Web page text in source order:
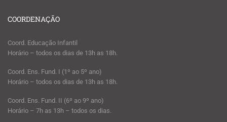
COORDENAÇÃO
Coord. Educação Infantil
Horário – todos os dias de 13h as 18h.
Coord. Ens. Fund. I (1º ao 5º ano)
Horário – todos os dias de 13h as 18h.
Coord. Ens. Fund. II (6º ao 9º ano)
Horário – 7h as 13h – todos os dias.